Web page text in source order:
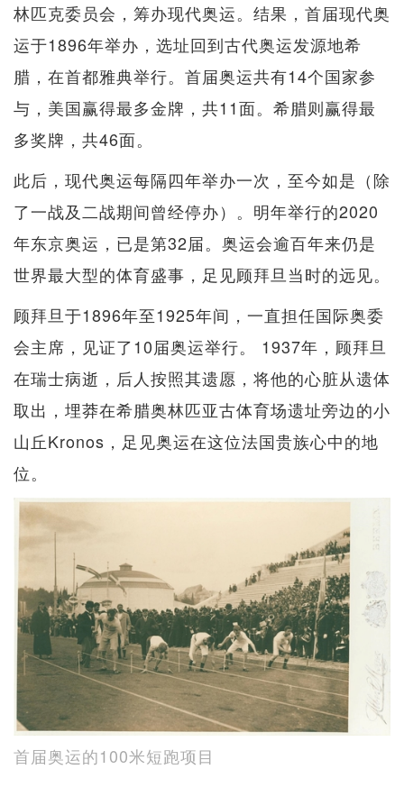
林匹克委员会，筹办现代奥运。结果，首届现代奥
运于1896年举办，选址回到古代奥运发源地希
腊，在首都雅典举行。首届奥运共有14个国家参
与，美国赢得最多金牌，共11面。希腊则赢得最
多奖牌，共46面。
此后，现代奥运每隔四年举办一次，至今如是（除
了一战及二战期间曾经停办）。明年举行的2020
年东京奥运，已是第32届。奥运会逾百年来仍是
世界最大型的体育盛事，足见顾拜旦当时的远见。
顾拜旦于1896年至1925年间，一直担任国际奥委
会主席，见证了10届奥运举行。 1937年，顾拜旦
在瑞士病逝，后人按照其遗愿，将他的心脏从遗体
取出，埋莽在希腊奥林匹亚古体育场遗址旁边的小
山丘Kronos，足见奥运在这位法国贵族心中的地
位。
首届奥运的100米短跑项目